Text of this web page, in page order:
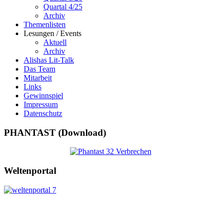
Quartal 4/25
Archiv
Themenlisten
Lesungen / Events
Aktuell
Archiv
Alishas Lit-Talk
Das Team
Mitarbeit
Links
Gewinnspiel
Impressum
Datenschutz
PHANTAST (Download)
Weltenportal